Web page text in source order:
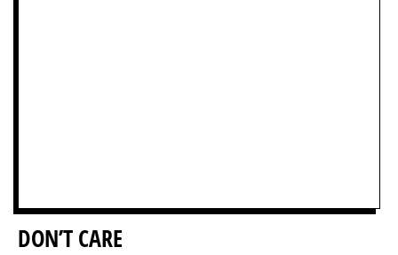
DON’T CARE